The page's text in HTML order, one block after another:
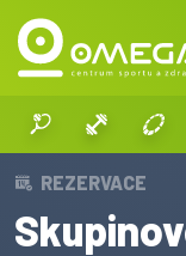
REZERVACE